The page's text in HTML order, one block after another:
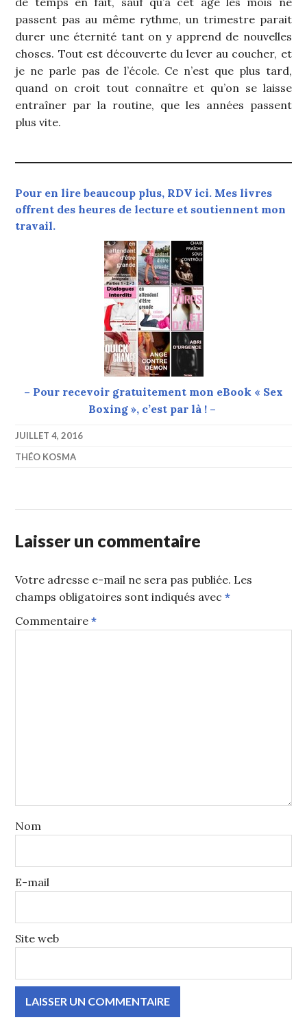
passent pas au même rythme, un trimestre parait
durer une éternité tant on y apprend de nouvelles
choses. Tout est découverte du lever au coucher, et
je ne parle pas de l’école. Ce n’est que plus tard,
quand on croit tout connaître et qu’on se laisse
entraîner par la routine, que les années passent
plus vite.
Pour en lire beaucoup plus, RDV ici. Mes livres
offrent des heures de lecture et soutiennent mon
travail.
– Pour recevoir gratuitement mon eBook « Sex
Boxing », c’est par là ! –
JUILLET 4, 2016
THÉO KOSMA
Laisser un commentaire
Votre adresse e-mail ne sera pas publiée. Les
champs obligatoires sont indiqués avec*
Commentaire*
Nom
E-mail
Site web